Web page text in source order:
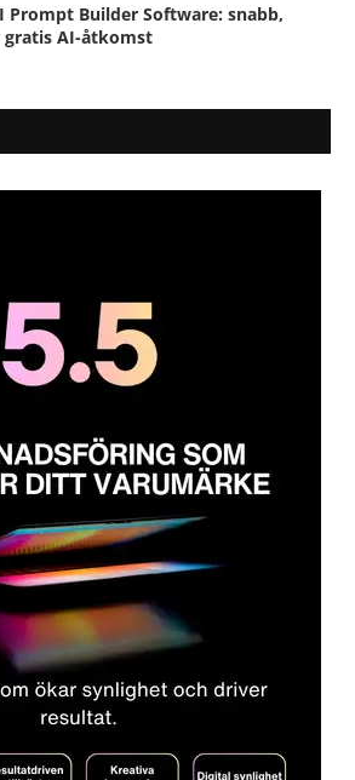
Prompt Builder Software: snabb,
gratis AI-åtkomst